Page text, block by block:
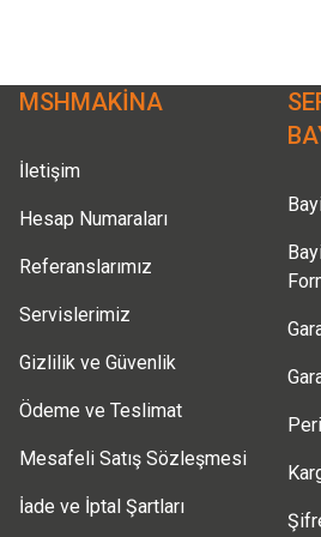
Ürün fiyatı diğer sitelerden daha pahalı.
Bu ürüne benzer farklı alternatifler olmalı.
MSHMAKİNA
İletişim
Hesap Numaraları
Referanslarımız
Servislerimiz
Gizlilik ve Güvenlik
Ödeme ve Teslimat
Mesafeli Satış Sözleşmesi
İade ve İptal Şartları